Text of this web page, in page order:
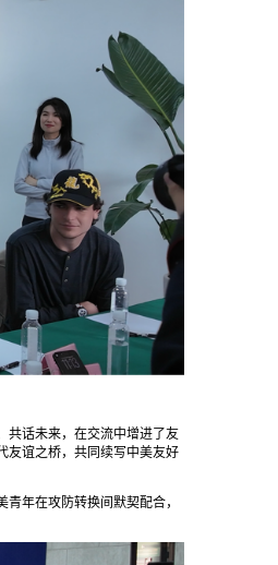
共话未来，在交流中增进了友
友谊之桥，共同续写中美友好
年在攻防转换间默契配合，